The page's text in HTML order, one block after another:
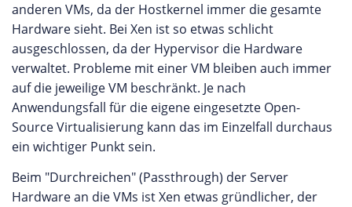
anderen VMs, da der Hostkernel immer die gesamte
Hardware sieht. Bei Xen ist so etwas schlicht
ausgeschlossen, da der Hypervisor die Hardware
verwaltet. Probleme mit einer VM bleiben auch immer
auf die jeweilige VM beschränkt. Je nach
Anwendungsfall für die eigene eingesetzte Open-
Source Virtualisierung kann das im Einzelfall durchaus
ein wichtiger Punkt sein.
Beim "Durchreichen" (Passthrough) der Server
Hardware an die VMs ist Xen etwas gründlicher, der